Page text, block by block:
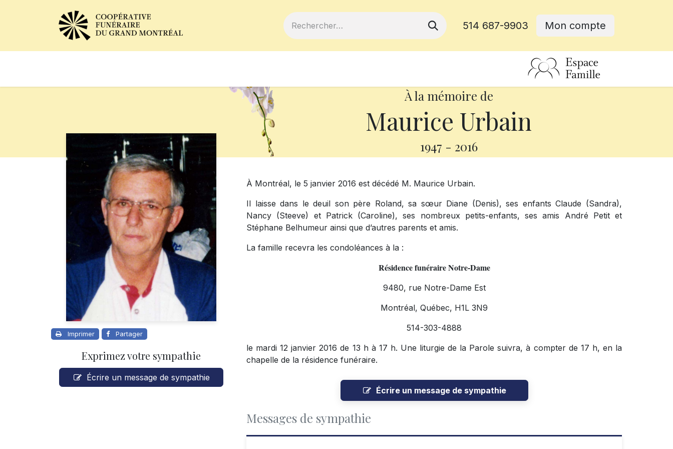
514 687-9903 Mon compte
À la mémoire de
Maurice Urbain
1947 - 2016
Imprimer Partager
Exprimez votre sympathie
Écrire un message de sympathie
À Montréal, le 5 janvier 2016 est décédé M. Maurice Urbain.
Il laisse dans le deuil son père Roland, sa sœur Diane (Denis), ses enfants Claude (Sandra),
Nancy (Steeve) et Patrick (Caroline), ses nombreux petits-enfants, ses amis André Petit et
Stéphane Belhumeur ainsi que d’autres parents et amis.
La famille recevra les condoléances à la :
Résidence funéraire Notre-Dame
9480, rue Notre-Dame Est
Montréal, Québec, H1L 3N9
514-303-4888
le mardi 12 janvier 2016 de 13 h à 17 h. Une liturgie de la Parole suivra, à compter de 17 h, en la
chapelle de la résidence funéraire.
Écrire un message de sympathie
Messages de sympathie